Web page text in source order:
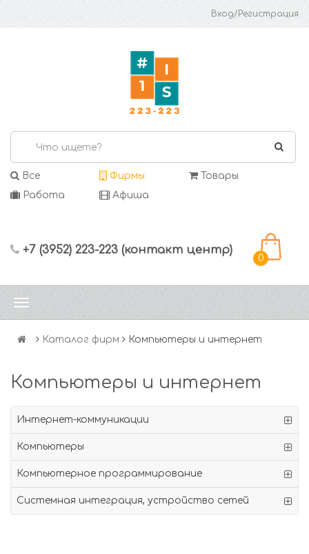
Вход/Регистрация
Все Фирмы
Товары
Работа
Афиша
+7 (3952) 223-223 (контакт центр)
0
Каталог фирм Компьютеры и интернет
Компьютеры и интернет
Интернет-коммуникации
Компьютеры
Компьютерное программирование
Системная интеграция, устройство сетей